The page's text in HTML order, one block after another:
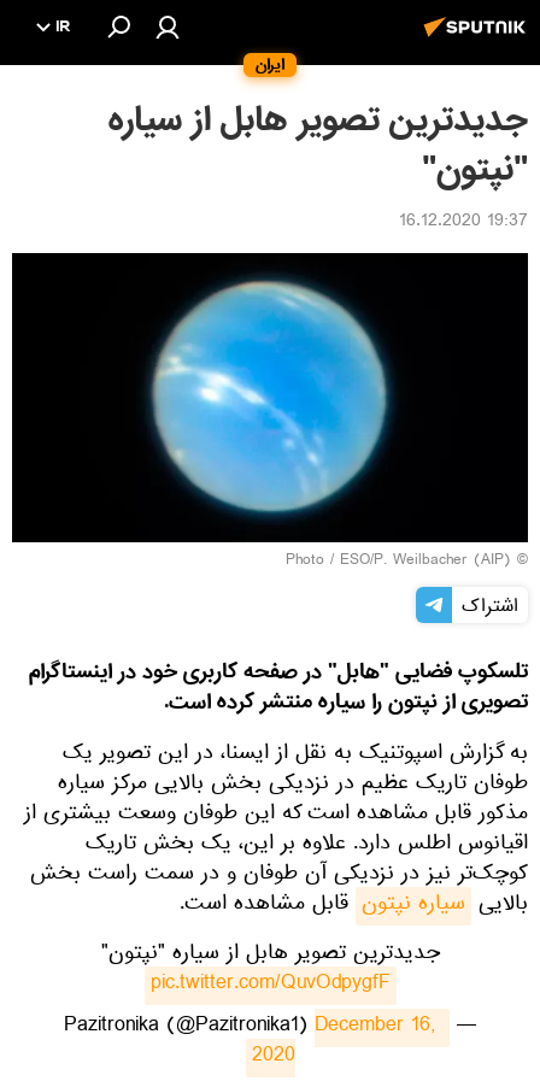
ایران
IR
جدیدترین تصویر هابل از سیاره
"نپتون"
19:37 16.12.2020
© Photo /
ESO/P. Weilbacher (AIP)
اشتراک
تلسکوپ فضایی "هابل" در صفحه کاربری خود در اینستاگرام
تصویری از نپتون را سیاره منتشر کرده است.
به گزارش اسپوتنیک به نقل از ایسنا، در این تصویر یک
طوفان تاریک عظیم در نزدیکی بخش بالایی مرکز سیاره
مذکور قابل مشاهده است که این طوفان وسعت بیشتری از
اقیانوس اطلس دارد. علاوه بر این، یک بخش تاریک
کوچک‌تر نیز در نزدیکی آن طوفان و در سمت راست بخش
بالایی سیاره نپتون قابل مشاهده است.
جدیدترین تصویر هابل از سیاره "نپتون"
pic.twitter.com/QuvOdpygfF
— Pazitronika (@Pazitronika1)
December 16,
2020